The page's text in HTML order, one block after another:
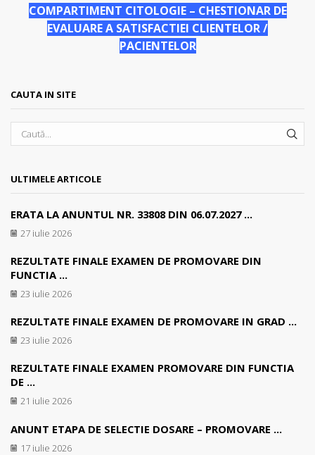
COMPARTIMENT CITOLOGIE – CHESTIONAR DE
EVALUARE A SATISFACTIEI CLIENTELOR /
PACIENTELOR
CAUTA IN SITE
ULTIMELE ARTICOLE
ERATA LA ANUNTUL NR. 33808 DIN 06.07.2027 ...
27 iulie 2026
REZULTATE FINALE EXAMEN DE PROMOVARE DIN
FUNCTIA ...
23 iulie 2026
REZULTATE FINALE EXAMEN DE PROMOVARE IN GRAD ...
23 iulie 2026
REZULTATE FINALE EXAMEN PROMOVARE DIN FUNCTIA
DE ...
21 iulie 2026
ANUNT ETAPA DE SELECTIE DOSARE – PROMOVARE ...
17 iulie 2026